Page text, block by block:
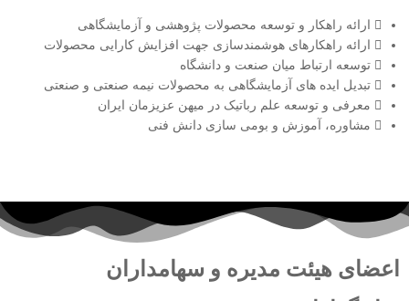
ارائه راهکار و توسعه محصولات پژوهشی و آزمایشگاهی
ارائه راهکارهای هوشمندسازی جهت افزایش کارایی محصولات
توسعه ارتباط میان صنعت و دانشگاه
تبدیل ایده­ های آزمایشگاهی به محصولات نیمه صنعتی و صنعتی
معرفی و توسعه علم رباتیک در میهن عزیزمان ایران
مشاوره، آموزش و بومی سازی دانش فنی
اعضای هیئت مدیره و سهامداران